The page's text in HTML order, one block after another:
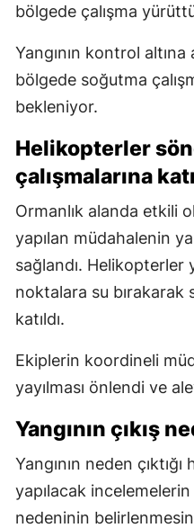
bölgede çalışma
Yangının kontrol altına
bölgede soğutma
bekleniyor.
Helikopterler
çalışmalarına
Ormanlık alanda etkili
yapılan müdahalenin
sağlandı. Helikopterler
noktalara su bırakarak
katıldı.
Ekiplerin koordineli
yayılması önlendi ve
Yangının çıkış
Yangının neden
yapılacak incelemelerin
nedeninin